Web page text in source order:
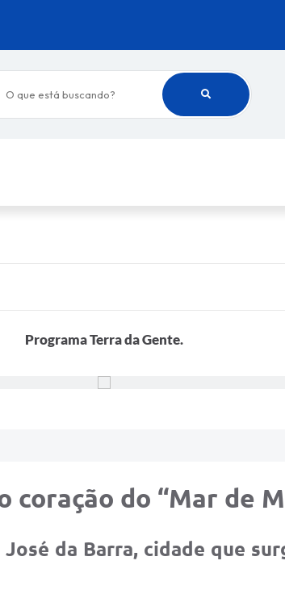
buscando?
Programa Terra da Gente.
coração do “Mar de
da Barra, cidade que